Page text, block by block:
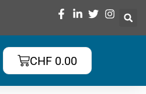
CHF 0.00